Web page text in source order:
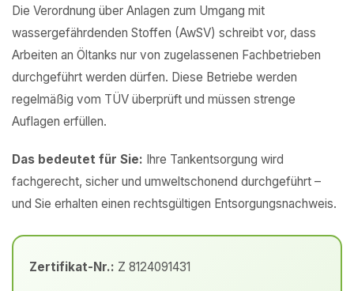
Die Verordnung über Anlagen zum Umgang mit
wassergefährdenden Stoffen (AwSV) schreibt vor, dass
Arbeiten an Öltanks nur von zugelassenen Fachbetrieben
durchgeführt werden dürfen. Diese Betriebe werden
regelmäßig vom TÜV überprüft und müssen strenge
Auflagen erfüllen.
Das bedeutet für Sie: Ihre Tankentsorgung wird
fachgerecht, sicher und umweltschonend durchgeführt –
und Sie erhalten einen rechtsgültigen Entsorgungsnachweis.
Zertifikat-Nr.: Z 8124091431